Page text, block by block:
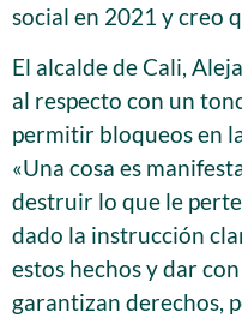
social en 2021 y creo
El alcalde de Cali,
al respecto con un
permitir bloqueos en
«Una cosa es
destruir lo que le
dado la instrucción
estos hechos y dar
garantizan derechos,